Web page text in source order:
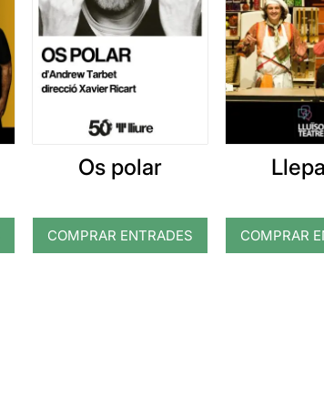
Os polar
COMPRAR ENTRADES COMPRAR